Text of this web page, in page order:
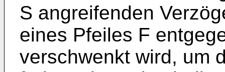
S angreifenden
eines Pfeiles F
verschwenkt wird, um